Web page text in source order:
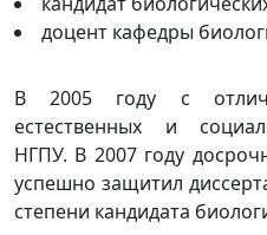
доцент кафедры
В 2005 году с
естественных и
НГПУ. В 2007 году
успешно защитил
степени кандидата